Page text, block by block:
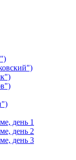
день 1
день 2
день 3